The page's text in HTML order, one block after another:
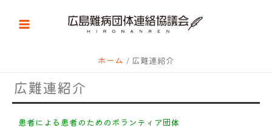
ホーム 広難連紹介
広難連紹介
患者による患者のためのボランティア団体